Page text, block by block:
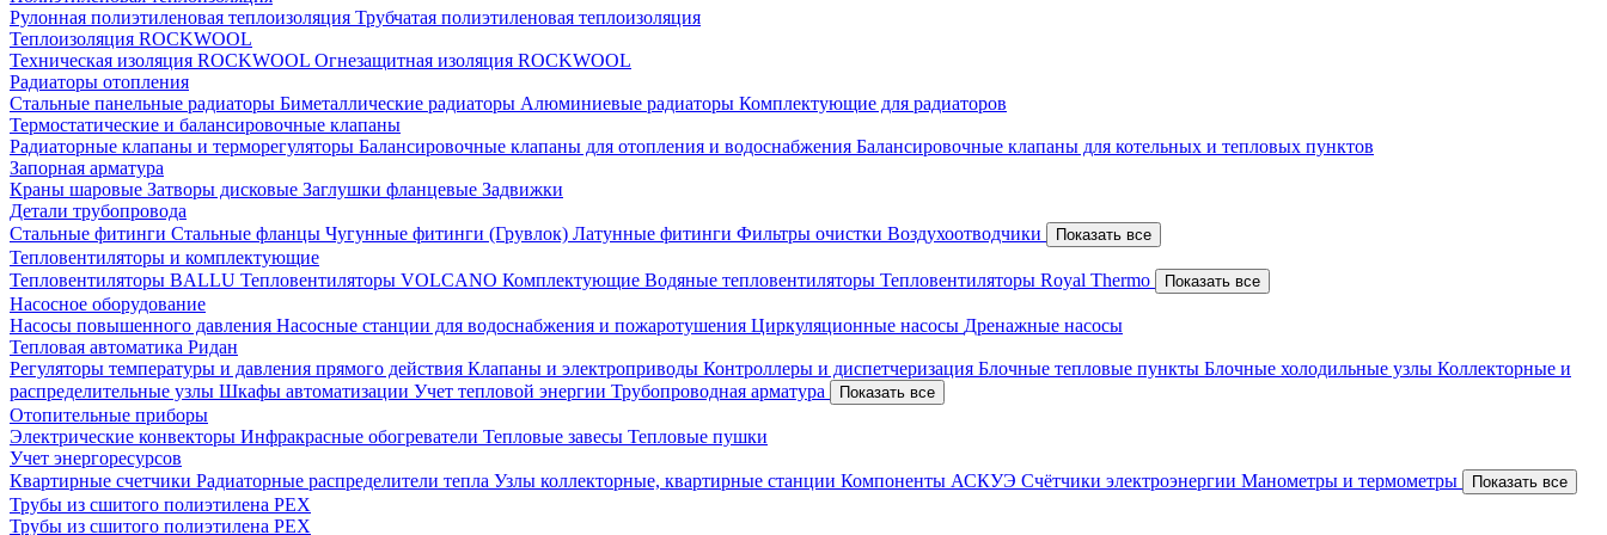
Рулонная полиэтиленовая теплоизоляция Трубчатая полиэтиленовая теплоизоляция
Теплоизоляция ROCKWOOL
Техническая изоляция ROCKWOOL Огнезащитная изоляция ROCKWOOL
Радиаторы отопления
Стальные панельные радиаторы Биметаллические радиаторы Алюминиевые радиаторы Комплектующие для радиаторов
Термостатические и балансировочные клапаны
Радиаторные клапаны и терморегуляторы Балансировочные клапаны для отопления и водоснабжения Балансировочные клапаны для котельных и тепловых пунктов
Запорная арматура
Краны шаровые Затворы дисковые Заглушки фланцевые Задвижки
Детали трубопровода
Стальные фитинги Стальные фланцы Чугунные фитинги (Грувлок) Латунные фитинги Фильтры очистки Воздухоотводчики Показать все
Тепловентиляторы и комплектующие
Тепловентиляторы BALLU Тепловентиляторы VOLCANO Комплектующие Водяные тепловентиляторы Тепловентиляторы Royal Thermo Показать все
Насосное оборудование
Насосы повышенного давления Насосные станции для водоснабжения и пожаротушения Циркуляционные насосы Дренажные насосы
Тепловая автоматика Ридан
Регуляторы температуры и давления прямого действия Клапаны и электроприводы Контроллеры и диспетчеризация Блочные тепловые пункты Блочные холодильные узлы Коллекторные и
распределительные узлы Шкафы автоматизации Учет тепловой энергии Трубопроводная арматура Показать все
Отопительные приборы
Электрические конвекторы Инфракрасные обогреватели Тепловые завесы Тепловые пушки
Учет энергоресурсов
Квартирные счетчики Радиаторные распределители тепла Узлы коллекторные, квартирные станции Компоненты АСКУЭ Счётчики электроэнергии Манометры и термометры Показать все
Трубы из сшитого полиэтилена PEX
Трубы из сшитого полиэтилена PEX